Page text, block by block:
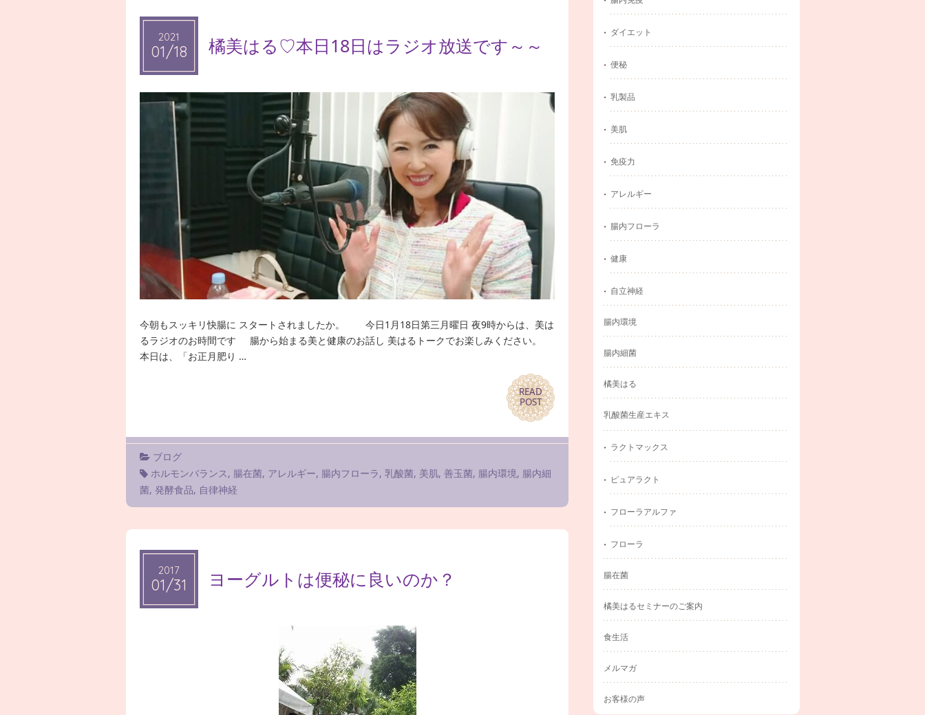
2021
01/18
2021
01/18 橘美はる♡本日18日はラジオ放送です～～
今朝もスッキリ快腸に スタートされましたか。 今日1月18日第三月曜日 夜9時からは、美は
るラジオのお時間です 腸から始まる美と健康のお話し 美はるトークでお楽しみください。
本日は、「お正月肥り …
READ
POST
READ
POST
ブログ
ホルモンバランス , 腸在菌, アレルギー, 腸内フローラ,乳酸菌, 美肌,善玉菌, 腸内環境, 腸内細
菌, 発酵食品, 自律神経
2017
01/31
2017
01/31 ヨーグルトは便秘に良いのか？
ダイエット
便秘
乳製品
美肌
免疫力
アレルギー
腸内フローラ
健康
自立神経
腸内環境
腸内細菌
橘美はる
乳酸菌生産エキス
ラクトマックス
ピュアラクト
フローラアルファ
フローラ
腸在菌
橘美はるセミナーのご案内
食生活
メルマガ
お客様の声